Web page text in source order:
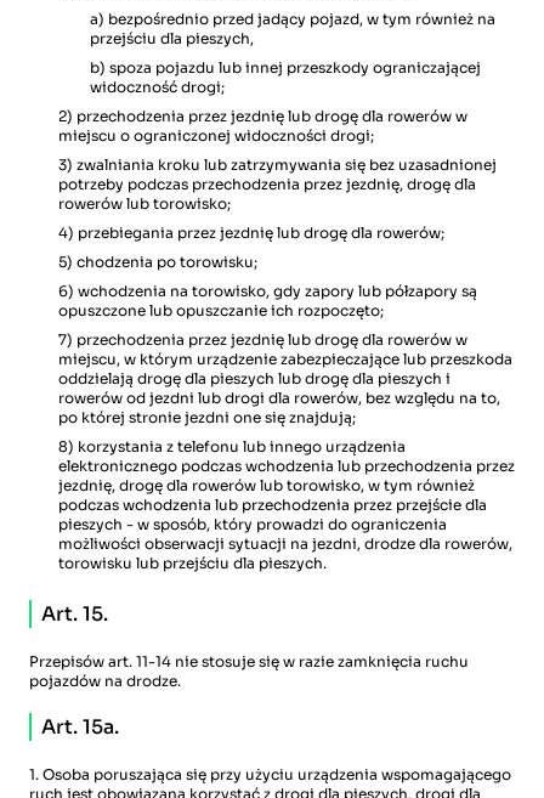
a) bezpośrednio przed jadący pojazd, w tym również na
przejściu dla pieszych,
b) spoza pojazdu lub innej przeszkody ograniczającej
widoczność drogi;
2) przechodzenia przez jezdnię lub drogę dla rowerów w
miejscu o ograniczonej widoczności drogi;
3) zwalniania kroku lub zatrzymywania się bez uzasadnionej
potrzeby podczas przechodzenia przez jezdnię, drogę dla
rowerów lub torowisko;
4) przebiegania przez jezdnię lub drogę dla rowerów;
5) chodzenia po torowisku;
6) wchodzenia na torowisko, gdy zapory lub półzapory są
opuszczone lub opuszczanie ich rozpoczęto;
7) przechodzenia przez jezdnię lub drogę dla rowerów w
miejscu, w którym urządzenie zabezpieczające lub przeszkoda
oddzielają drogę dla pieszych lub drogę dla pieszych i
rowerów od jezdni lub drogi dla rowerów, bez względu na to,
po której stronie jezdni one się znajdują;
8) korzystania z telefonu lub innego urządzenia
elektronicznego podczas wchodzenia lub przechodzenia przez
jezdnię, drogę dla rowerów lub torowisko, w tym również
podczas wchodzenia lub przechodzenia przez przejście dla
pieszych - w sposób, który prowadzi do ograniczenia
możliwości obserwacji sytuacji na jezdni, drodze dla rowerów,
torowisku lub przejściu dla pieszych.
Art. 15.
Przepisów art. 11-14 nie stosuje się w razie zamknięcia ruchu
pojazdów na drodze.
Art. 15a.
1. Osoba poruszająca się przy użyciu urządzenia wspomagającego
ruch jest obowiązana korzystać z drogi dla pieszych, drogi dla